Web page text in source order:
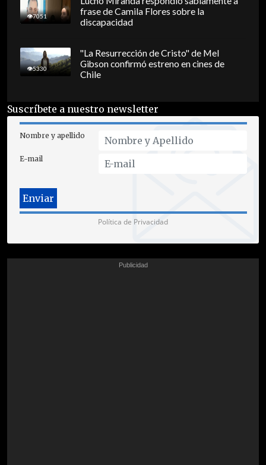
7051
frase de Camila Flores sobre la
discapacidad
5330
"La Resurrección de Cristo" de Mel
Gibson confirmó estreno en cines de
Chile
Suscríbete a nuestro newsletter
Nombre y apellido
E-mail
Política de Privacidad